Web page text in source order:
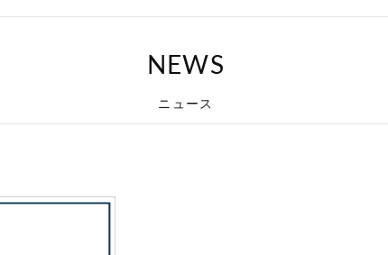
NEWS
ニュース